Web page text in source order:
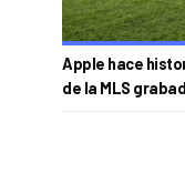
Apple hace
de la MLS